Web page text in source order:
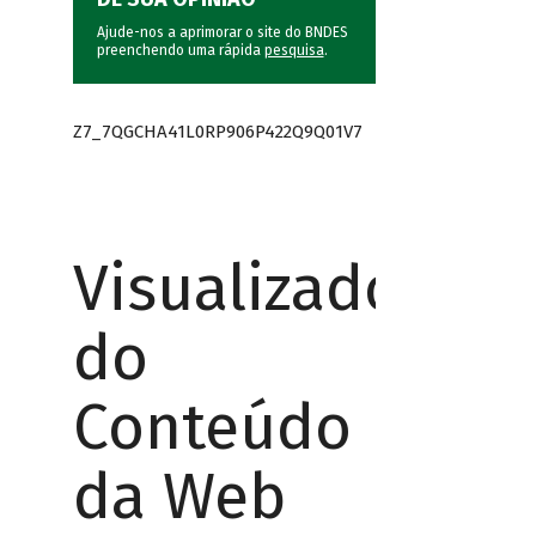
Ajude-nos a aprimorar o site do BNDES
preenchendo uma rápida pesquisa.
Z7_7QGCHA41L0RP906P422Q9Q01V7
Visualizador
do
Conteúdo
da Web